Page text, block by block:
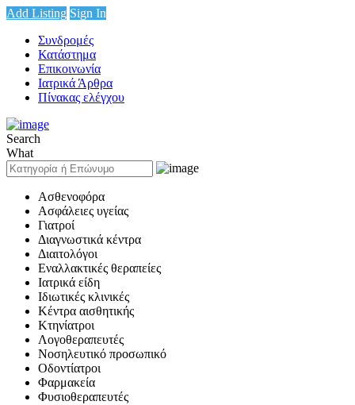
Add Listing Sign In
Συνδρομές
Κατάστημα
Επικοινωνία
Ιατρικά Άρθρα
Πίνακας ελέγχου
Search
What
Ασθενοφόρα
Ασφάλειες υγείας
Γιατροί
Διαγνωστικά κέντρα
Διαιτολόγοι
Εναλλακτικές θεραπείες
Ιατρικά είδη
Ιδιωτικές κλινικές
Κέντρα αισθητικής
Κτηνίατροι
Λογοθεραπευτές
Νοσηλευτικό προσωπικό
Οδοντίατροι
Φαρμακεία
Φυσιοθεραπευτές